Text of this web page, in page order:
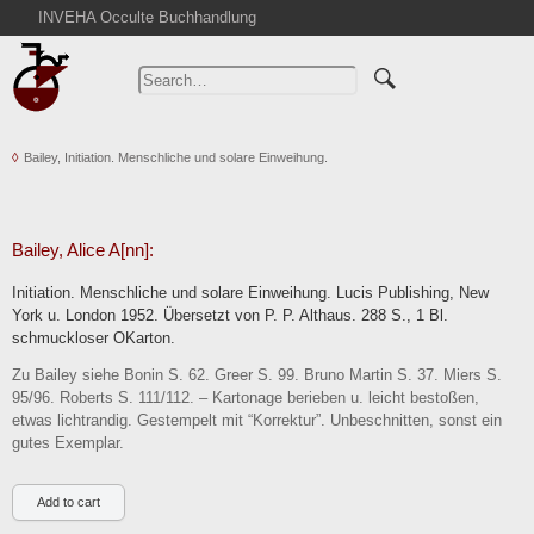
INVEHA Occulte Buchhandlung
Home
Advanced Search
Cart
Contact
Terms
Withdrawal
Privacy Policy
Imprint
Bailey, Initiation. Menschliche und solare Einweihung.
Bailey, Alice A[nn]:
Initiation. Menschliche und solare Einweihung. Lucis Publishing, New
York u. London 1952. Übersetzt von P. P. Althaus. 288 S., 1 Bl.
schmuckloser OKarton.
Zu Bailey siehe Bonin S. 62. Greer S. 99. Bruno Martin S. 37. Miers S.
95/96. Roberts S. 111/112. – Kartonage berieben u. leicht bestoßen,
etwas lichtrandig. Gestempelt mit “Korrektur”. Unbeschnitten, sonst ein
gutes Exemplar.